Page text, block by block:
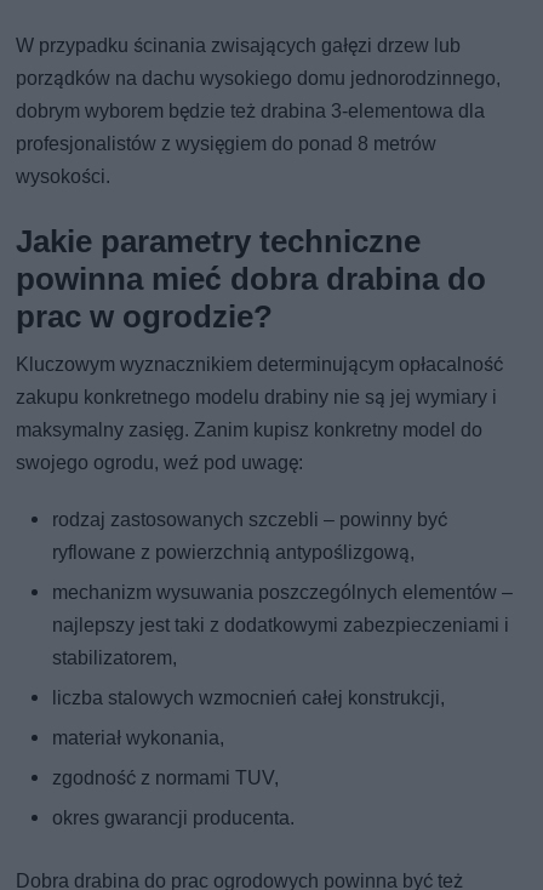
W przypadku ścinania zwisających gałęzi drzew lub
porządków na dachu wysokiego domu jednorodzinnego,
dobrym wyborem będzie też drabina 3-elementowa dla
profesjonalistów z wysięgiem do ponad 8 metrów
wysokości.
Jakie parametry techniczne
powinna mieć dobra drabina do
prac w ogrodzie?
Kluczowym wyznacznikiem determinującym opłacalność
zakupu konkretnego modelu drabiny nie są jej wymiary i
maksymalny zasięg. Zanim kupisz konkretny model do
swojego ogrodu, weź pod uwagę:
rodzaj zastosowanych szczebli – powinny być
ryflowane z powierzchnią antypoślizgową,
mechanizm wysuwania poszczególnych elementów –
najlepszy jest taki z dodatkowymi zabezpieczeniami i
stabilizatorem,
liczba stalowych wzmocnień całej konstrukcji,
materiał wykonania,
zgodność z normami TUV,
okres gwarancji producenta.
Dobra drabina do prac ogrodowych powinna być też